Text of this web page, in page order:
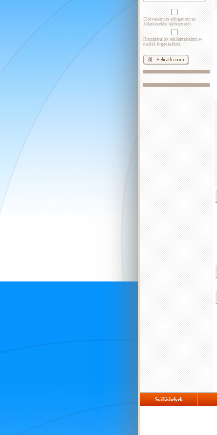
Elolvastam és elfogadom az
Adatkezelési tájékoztatót
Hozzájárulok reklámtartalmú e-
mailek fogadásához.
Szálláshelyek